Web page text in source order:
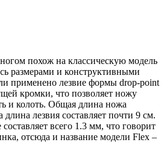
похож на классическую модель
размерами и конструктивными
применено лезвие формы drop-point
кромки, что позволяет ножу
и колоть. Общая длина ножа
лезвия составляет почти 9 см.
всего 1.3 мм, что говорит
отсюда и название модели Flex –